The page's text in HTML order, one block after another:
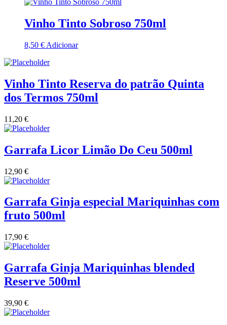
Só Vinha
Taboadella Dão
Tapada de Coelheiros - Alentejo
Torre de Palma Alentejo
Vinhos Nunes Mata - Lisboa
Vinho Tinto Sobroso 750ml
8,50 € Adicionar
Vinho Tinto Reserva do patrão Quinta
dos Termos 750ml
11,20 €
Garrafa Licor Limão Do Ceu 500ml
12,90 €
Garrafa Ginja especial Mariquinhas com
fruto 500ml
17,90 €
Garrafa Ginja Mariquinhas blended
Reserve 500ml
39,90 €